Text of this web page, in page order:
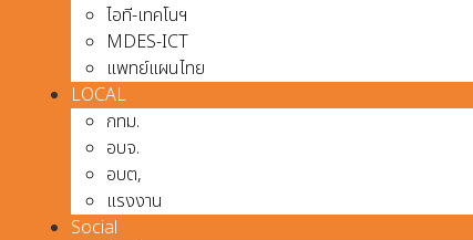
ไอที-เทคโนฯ
MDES-ICT
แพทย์แผนไทย
LOCAL
กทม.
อบจ.
อบต,
แรงงาน
Social